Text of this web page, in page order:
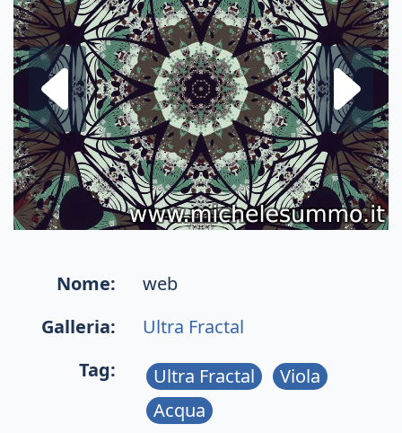
Frattale
Nome:
web
Galleria:
Ultra Fractal
Tag:
Ultra Fractal
Viola
Acqua